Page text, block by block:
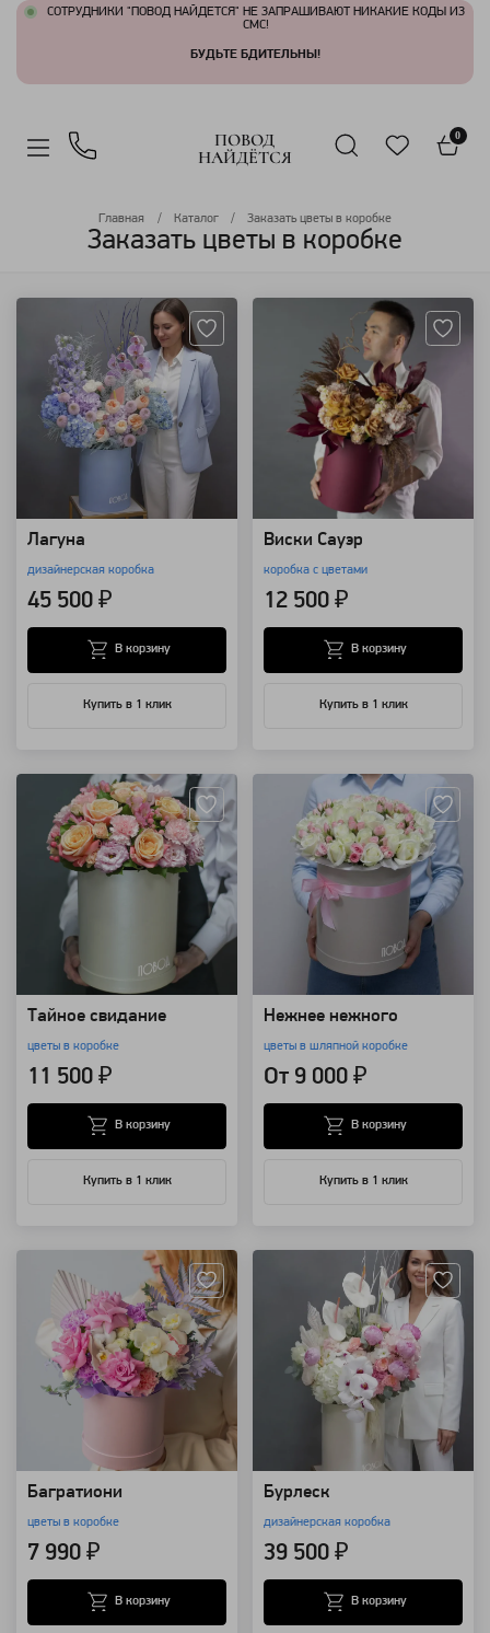
СОТРУДНИКИ "ПОВОД НАЙДЕТСЯ" НЕ ЗАПРАШИВАЮТ НИКАКИЕ КОДЫ ИЗ
СМС!
БУДЬТЕ БДИТЕЛЬНЫ!
ПОВОД
НАЙДЁТСЯ
0
Главная Каталог Заказать цветы в коробке
Заказать цветы в коробке
Лагуна
дизайнерская коробка
45 500 ₽
Купить в 1 клик
В корзину
Виски Сауэр
коробка с цветами
12 500 ₽
Купить в 1 клик
В корзину
Тайное свидание
цветы в коробке
11 500 ₽
Купить в 1 клик
В корзину
Нежнее нежного
цветы в шляпной коробке
От 9 000 ₽
Купить в 1 клик
В корзину
Багратиони
цветы в коробке
7 990 ₽
В корзину
Бурлеск
дизайнерская коробка
39 500 ₽
В корзину